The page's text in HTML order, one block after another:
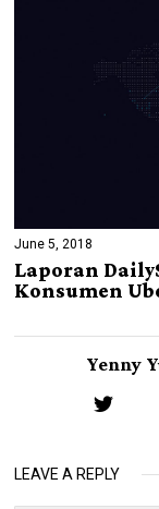
June 5, 2018
Laporan
Konsumen
Yenny
LEAVE A REPLY